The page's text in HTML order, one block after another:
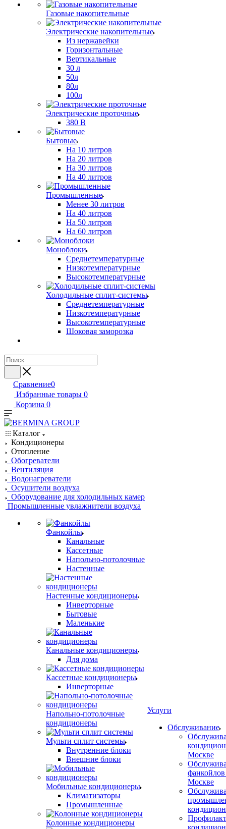
Газовые накопительные
Электрические накопительные
Из нержавейки
Горизонтальные
Вертикальные
30 л
50л
80л
100л
Электрические проточные
380 В
Бытовые
На 10 литров
На 20 литров
На 30 литров
На 40 литров
Промышленные
Менее 30 литров
На 40 литров
На 50 литров
На 60 литров
Моноблоки
Среднетемпературные
Низкотемпературные
Высокотемпературные
Холодильные сплит-системы
Среднетемпературные
Низкотемпературные
Высокотемпературные
Шоковая заморозка
Сравнение0
Избранные товары 0
Корзина 0
Каталог
Кондиционеры
Отопление
Обогреватели
Вентиляция
Водонагреватели
Осушители воздуха
Оборудование для холодильных камер
Промышленные увлажнители воздуха
Фанкойлы
Канальные
Кассетные
Напольно-потолочные
Настенные
Настенные кондиционеры
Инверторные
Бытовые
Маленькие
Канальные кондиционеры
Для дома
Кассетные кондиционеры
Инверторные
Напольно-потолочные
кондиционеры
Мульти сплит системы
Внутренние блоки
Внешние блоки
Мобильные кондиционеры
Климатизаторы
Промышленные
Колонные кондиционеры
Услуги
Обслуживание
Москве
Москве